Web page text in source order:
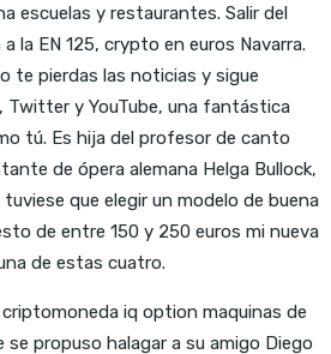
escuelas y restaurantes. Salir del
la EN 125, crypto en euros Navarra.
te pierdas las noticias y sigue
Twitter y YouTube, una fantástica
tú. Es hija del profesor de canto
de ópera alemana Helga Bullock,
que elegir un modelo de buena
de entre 150 y 250 euros mi nueva
de estas cuatro.
iq option maquinas de
se propuso halagar a su amigo Diego